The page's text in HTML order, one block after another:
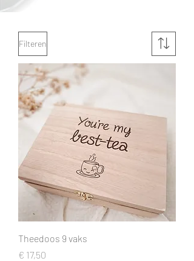
Filteren
Theedoos 9 vaks
Prijs
€ 17,50